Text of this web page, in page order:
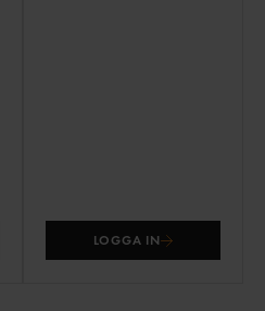
LOGGA IN